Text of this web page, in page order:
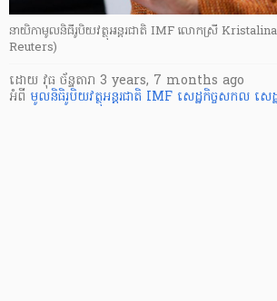
នាយិកាមូលនិធីរូបិយវត្ថុអន្តរជាតិ IMF លោកស្រី
Reuters)
ដោយ វុធ ច័ន្ទតារា 3 years, 7 months ago
អំពី មូលនិធិរូបិយវត្ថុអន្តរជាតិ IMF សេដ្ឋកិច្ចសកល សេ